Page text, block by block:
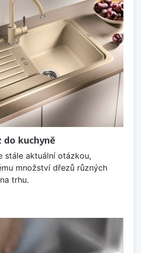
do kuchyně
stále aktuální otázkou,
množství dřezů různých
trhu.